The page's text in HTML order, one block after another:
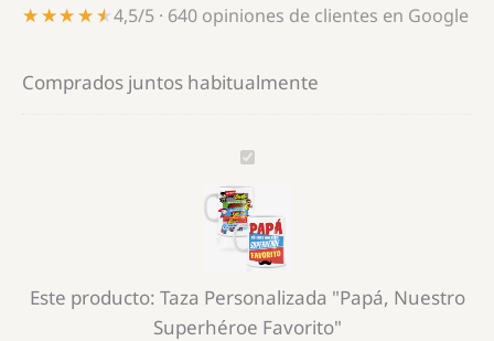
★★★★★
★★★★★4,5/5 · 640 opiniones de clientes en Google
Comprados juntos habitualmente
Taza
Personalizada
"Papá,
Nuestro
Superhéroe
Favorito"
Este producto: Taza Personalizada "Papá, Nuestro
Superhéroe Favorito"